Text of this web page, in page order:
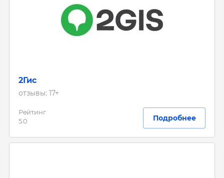
2Гис
отзывы: 17+
Рейтинг
5.0
Подробнее